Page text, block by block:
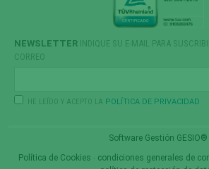
NEWSLETTER INDIQUE SU E-MAIL PARA
CORREO
HE LEÍDO Y ACEPTO LA POLÍTICA DE PRIVACIDAD
Software Gestión GESIO®
Política de Cookies
condiciones generales de